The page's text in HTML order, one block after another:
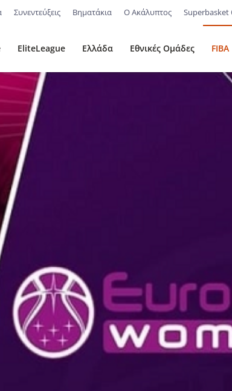
Συνεντεύξεις Βηματάκια Ο Ακάλυπτος Superbasket
EliteLeague Ελλάδα Εθνικές Ομάδες FIBA